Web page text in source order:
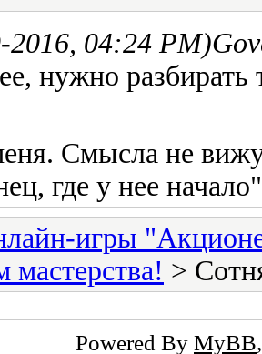
2016, 04:24 PM)
нужно
Смысла не
где у нее
игры
мастерства! >
Powered By MyBB